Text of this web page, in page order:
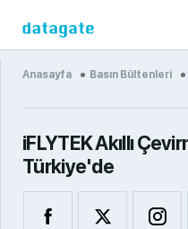
Anasayfa Basın Bültenleri
iFLYTEK Akıllı
Türkiye'de